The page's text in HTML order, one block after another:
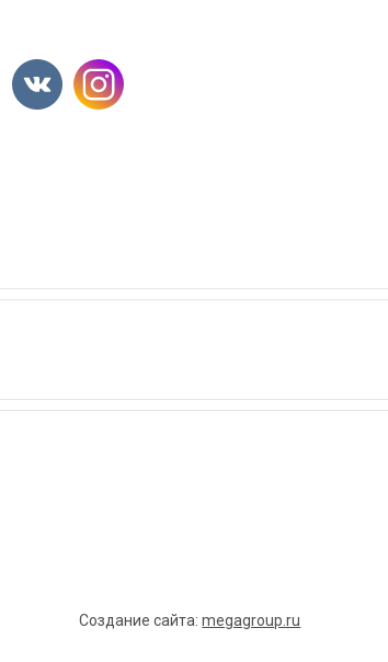
Создание сайта:megagroup.ru